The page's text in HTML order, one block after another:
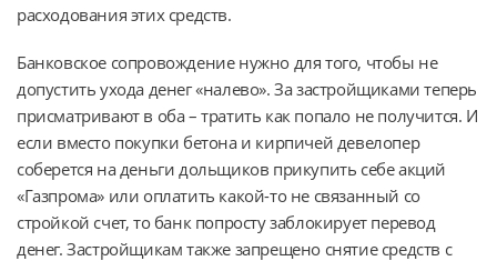
расходования этих средств.
Банковское сопровождение нужно для того, чтобы не
допустить ухода денег «налево». За застройщиками теперь
присматривают в оба – тратить как попало не получится. И
если вместо покупки бетона и кирпичей девелопер
соберется на деньги дольщиков прикупить себе акций
«Газпрома» или оплатить какой-то не связанный со
стройкой счет, то банк попросту заблокирует перевод
денег. Застройщикам также запрещено снятие средств с